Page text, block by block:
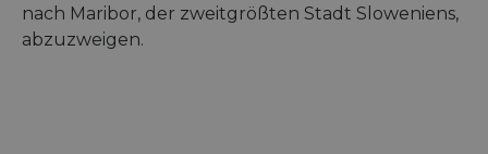
nach Maribor, der zweitgrößten Stadt Sloweniens,
abzuzweigen.